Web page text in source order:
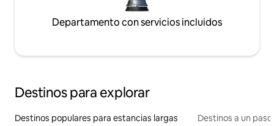
Departamento con servicios incluidos
Destinos para explorar
Destinos populares para estancias largas Destinos a un